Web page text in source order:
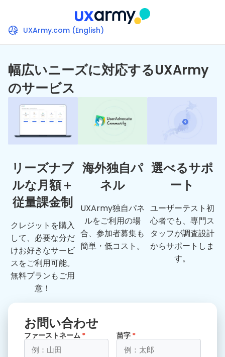
UXArmy.com (English)
幅広いニーズに対応するUXArmy
のサービス
リーズナブ
ルな月額＋
従量課金制
クレジットを購入
して、必要な分だ
けお好きなサービ
スをご利用可能。
無料プランもご用
意！
海外独自パ
ネル
UXArmy独自パネ
ルをご利用の場
合、参加者募集も
簡単・低コスト。
選べるサポ
ート
ユーザーテスト初
心者でも、専門ス
タッフが調査設計
からサポートしま
す。
お問い合わせ
ファーストネーム * 苗字 *